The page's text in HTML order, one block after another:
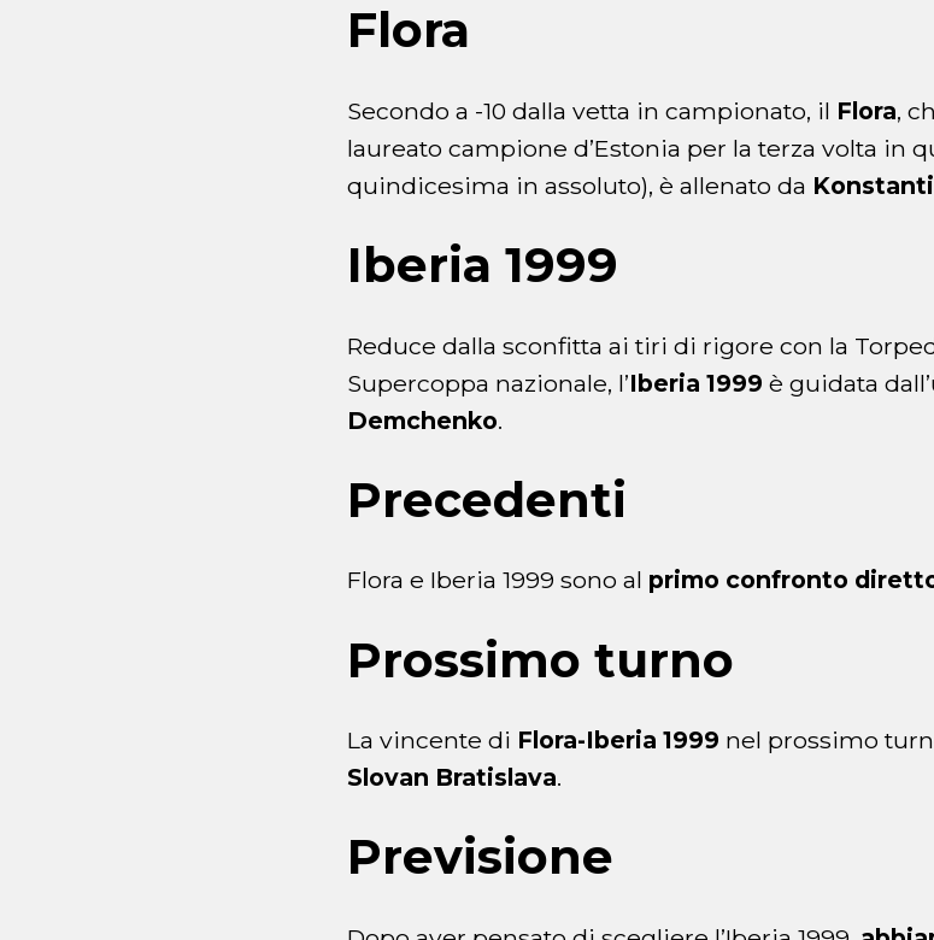
Flora
Secondo a -10 dalla vetta in campionato, il Flora,
laureato campione d’Estonia per la terza volta in
quindicesima in assoluto), è allenato da
Iberia 1999
Reduce dalla sconfitta ai tiri di rigore con la
Supercoppa nazionale, l’Iberia 1999 è guidata
Demchenko.
Precedenti
Flora e Iberia 1999 sono al primo confronto
Prossimo turno
La vincente di Flora-Iberia 1999 nel prossimo
Slovan Bratislava.
Previsione